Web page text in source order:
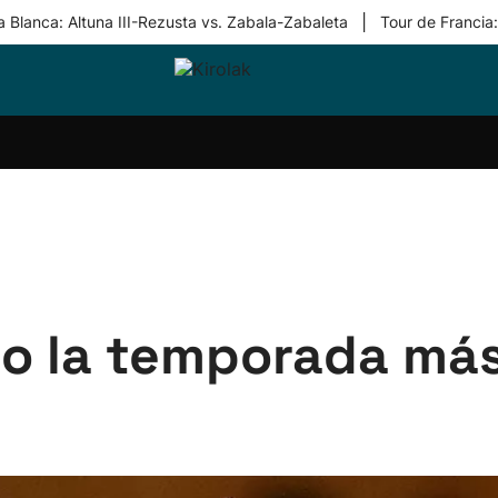
Blanca: Altuna III-Rezusta vs. Zabala-Zabaleta Tour de
Equipos
la temporada